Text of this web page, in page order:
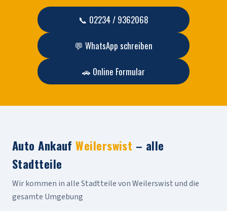
📞 02234 / 9362068
💬 WhatsApp schreiben
🚗 Online Formular
Auto AnkaufWeilerswist – alle
Stadtteile
Wir kommen in alle Stadtteile von Weilerswist und die
gesamte Umgebung